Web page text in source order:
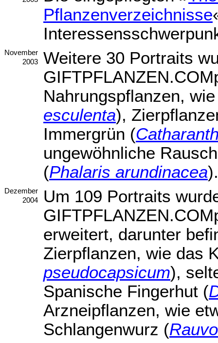
Pflanzenverzeichnisse
November
2003
Weitere 30 Portraits
Nahrungspflanzen,
esculenta),
Immergrün (
ungewöhnliche
(Phalaris arundinacea).
Dezember
2004
Um 109 Portraits
erweitert, darunter
Zierpflanzen, wie das
pseudocapsicum),
Spanische Fingerhut (
Arzneipflanzen, wie
Schlangenwurz (